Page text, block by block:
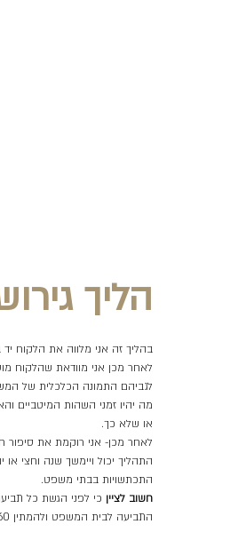
הליך
בהליך זה אני מלווה את הלקוח
לאחר מכן אני מוודאת שהלקוח
לגביהם התמונה הכלכלית של
מה יהיו זמני השהות המיטביים
או שלא כך.
לאחר מכן- אני רוקמת את סיפור
התהליך יכול ויימשך שנה וחצי
התכתשויות בבתי משפט.
חשוב לציין כי לפני הגשת כל
התביעה לבית המשפט ולהמתין 60 יום עד שתהיה אפשרות להגיש תביעות.